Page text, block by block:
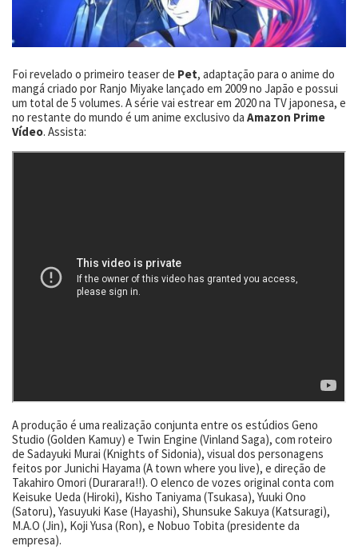
Foi revelado o primeiro teaser de Pet, adaptação para o anime do
mangá criado por Ranjo Miyake lançado em 2009 no Japão e possui
um total de 5 volumes. A série vai estrear em 2020 na TV japonesa, e
no restante do mundo é um anime exclusivo da Amazon Prime
Vídeo. Assista:
A produção é uma realização conjunta entre os estúdios Geno
Studio (Golden Kamuy) e Twin Engine (Vinland Saga), com roteiro
de Sadayuki Murai (Knights of Sidonia), visual dos personagens
feitos por Junichi Hayama (A town where you live), e direção de
Takahiro Omori (Durarara!!). O elenco de vozes original conta com
Keisuke Ueda (Hiroki), Kisho Taniyama (Tsukasa), Yuuki Ono
(Satoru), Yasuyuki Kase (Hayashi), Shunsuke Sakuya (Katsuragi),
M.A.O (Jin), Koji Yusa (Ron), e Nobuo Tobita (presidente da
empresa).